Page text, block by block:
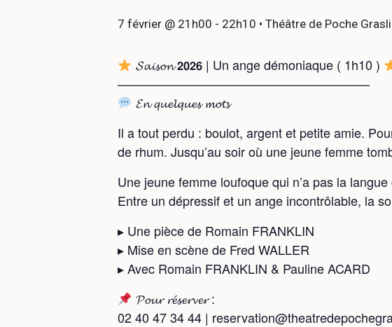
7 février @ 21h00 - 22h10 • Théâtre de Poche
𝓢𝓪𝓲𝓼𝓸𝓷 𝟮𝟬𝟮𝟲 | Un ange démoniaque ( 1h10 )
————————————————————
𝓔𝓷 𝓺𝓾𝓮𝓵𝓺𝓾𝓮𝓼 𝓶𝓸𝓽𝓼
Il a tout perdu : boulot, argent et petite amie.
de rhum. Jusqu’au soir où une jeune femme
Une jeune femme loufoque qui n’a pas la
Entre un dépressif et un ange incontrôlable, la
▸ Une pièce de Romain FRANKLIN
▸ Mise en scène de Fred WALLER
▸ Avec Romain FRANKLIN & Pauline ACARD
𝓟𝓸𝓾𝓻 𝓻𝓮́𝓼𝓮𝓻𝓿𝓮𝓻 :
02 40 47 34 44 |